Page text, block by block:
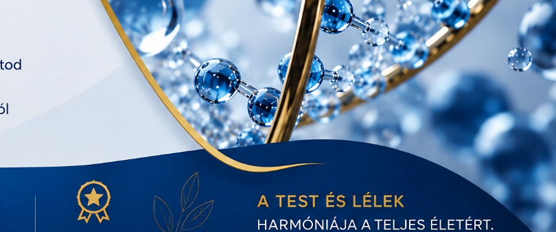
DXN KALLOW COSMETICS
KATALÓGUS
DXN EWORLD FIÓKOD
NYUGDÍJAZÁSI TERV A DXN-NEL
IOC CSOMAG